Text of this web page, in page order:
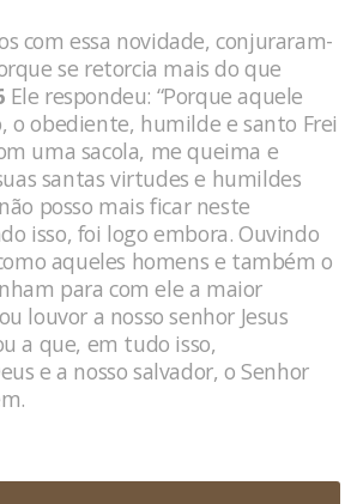
com essa novidade, conjuraram-
se retorcia mais do que
Ele respondeu: “Porque aquele
o obediente, humilde e santo Frei
uma sacola, me queima e
santas virtudes e humildes
posso mais ficar neste
isso, foi logo embora. Ouvindo
aqueles homens e também o
para com ele a maior
louvor a nosso senhor Jesus
a que, em tudo isso,
e a nosso salvador, o Senhor